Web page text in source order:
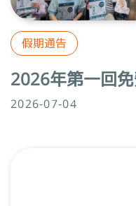
假期通告
2026年第一回
2026-07-04